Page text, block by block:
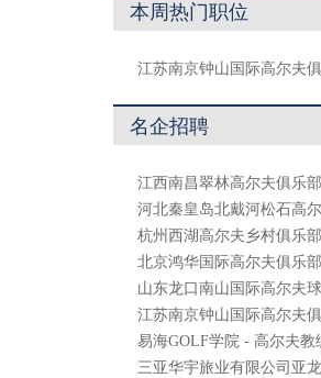
本周热门职位
江苏南京钟山国际高尔夫
名企招聘
江西南昌翠林高尔夫俱乐
河北秦皇岛北戴河松石高
杭州西湖高尔夫乡村俱乐
北京鸿华国际高尔夫俱乐
山东龙口南山国际高尔夫
江苏南京钟山国际高尔夫
易海GOLF学院 - 高尔夫教
三亚华宇旅业有限公司亚